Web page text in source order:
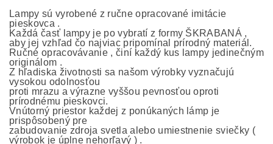
Lampy sú vyrobené z ručne opracované imitácie
pieskovca .
Každá časť lampy je po vybratí z formy ŠKRABANÁ ,
aby jej vzhľad čo najviac pripomínal prírodný materiál.
Ručné opracovávanie , činí každý kus lampy jedinečným
originálom .
Z hľadiska životnosti sa našom výrobky vyznačujú
vysokou odolnosťou
proti mrazu a výrazne vyššou pevnosťou oproti
prírodnému pieskovci.
Vnútorný priestor každej z ponúkaných lámp je
prispôsobený pre
zabudovanie zdroja svetla alebo umiestnenie sviečky (
výrobok je úplne nehorľavý ) .